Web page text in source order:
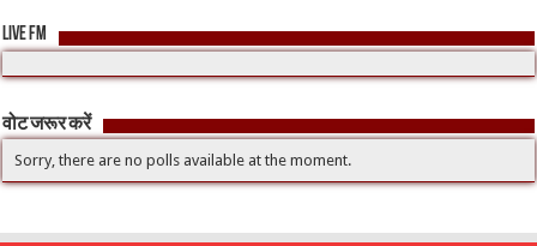
LIVE FM
वोट जरूर करें
Sorry, there are no polls available at the moment.